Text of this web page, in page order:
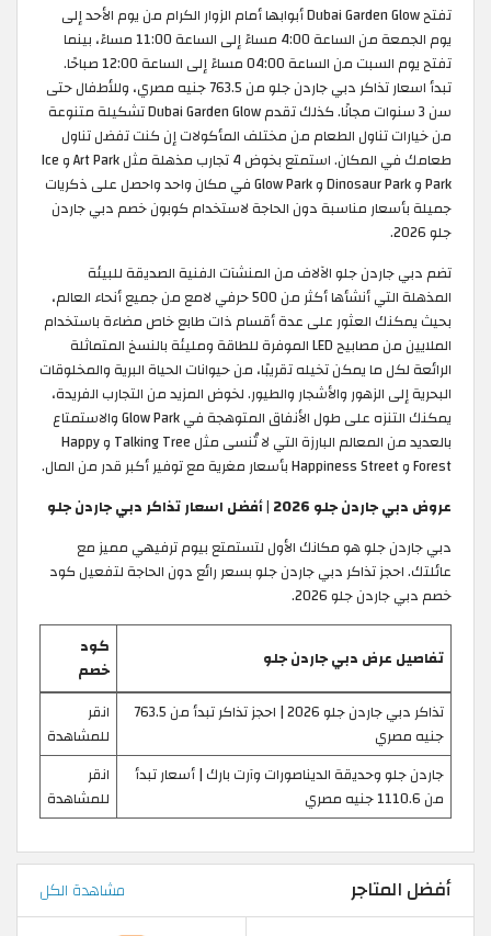
تفتح Dubai Garden Glow أبوابها أمام الزوار الكرام من يوم الأحد إلى
يوم الجمعة من الساعة 4:00 مساءً إلى الساعة 11:00 مساءً، بينما
تفتح يوم السبت من الساعة 04:00 مساءً إلى الساعة 12:00 صباحًا.
تبدأ اسعار تذاكر دبي جاردن جلو من 763.5 جنيه مصري، وللأطفال حتى
سن 3 سنوات مجانًا. كذلك تقدم Dubai Garden Glow تشكيلة متنوعة
من خيارات تناول الطعام من مختلف المأكولات إن كنت تفضل تناول
طعامك في المكان. استمتع بخوض 4 تجارب مذهلة مثل Art Park و Ice
Park و Dinosaur Park و Glow Park في مكان واحد واحصل على ذكريات
جميلة بأسعار مناسبة دون الحاجة لاستخدام كوبون خصم دبي جاردن
جلو 2026.
تضم دبي جاردن جلو الآلاف من المنشآت الفنية الصديقة للبيئة
المذهلة التي أنشأها أكثر من 500 حرفي لامع من جميع أنحاء العالم،
بحيث يمكنك العثور على عدة أقسام ذات طابع خاص مضاءة باستخدام
الملايين من مصابيح LED الموفرة للطاقة ومليئة بالنسخ المتماثلة
الرائعة لكل ما يمكن تخيله تقريبًا، من حيوانات الحياة البرية والمخلوقات
البحرية إلى الزهور والأشجار والطيور. لخوض المزيد من التجارب الفريدة،
يمكنك التنزه على طول الأنفاق المتوهجة في Glow Park والاستمتاع
بالعديد من المعالم البارزة التي لا تُنسى مثل Talking Tree و Happy
Forest و Happiness Street بأسعار مغرية مع توفير أكبر قدر من المال.
عروض دبي جاردن جلو 2026 | أفضل اسعار تذاكر دبي جاردن جلو
دبي جاردن جلو هو مكانك الأول لتستمتع بيوم ترفيهي مميز مع
عائلتك. احجز تذاكر دبي جاردن جلو بسعر رائع دون الحاجة لتفعيل كود
خصم دبي جاردن جلو 2026.
تفاصيل عرض دبي جاردن جلو
كود
خصم
تذاكر دبي جاردن جلو 2026 | احجز تذاكر تبدأ من 763.5
جنيه مصري
انقر
للمشاهدة
جاردن جلو وحديقة الديناصورات وآرت بارك | أسعار تبدأ
من 1110.6 جنيه مصري
انقر
للمشاهدة
أفضل المتاجر مشاهدة الكل